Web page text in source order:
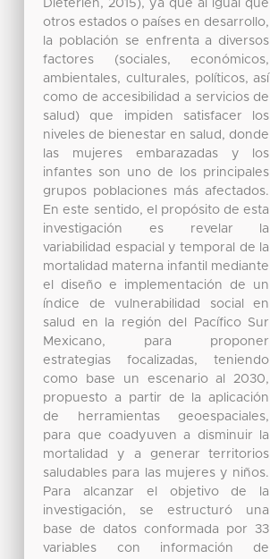
Dieterlen, 2015), ya que al igual que
otros estados o países en desarrollo,
la población se enfrenta a diversos
factores (sociales, económicos,
ambientales, culturales, políticos, así
como de accesibilidad a servicios de
salud) que impiden satisfacer los
niveles de bienestar en salud, donde
las mujeres embarazadas y los
infantes son uno de los principales
grupos poblaciones más afectados.
En este sentido, el propósito de esta
investigación es revelar la
variabilidad espacial y temporal de la
mortalidad materna infantil mediante
el diseño e implementación de un
índice de vulnerabilidad social en
salud en la región del Pacífico Sur
Mexicano, para proponer
estrategias focalizadas, teniendo
como base un escenario al 2030,
propuesto a partir de la aplicación
de herramientas geoespaciales,
para que coadyuven a disminuir la
mortalidad y a generar territorios
saludables para las mujeres y niños.
Para alcanzar el objetivo de la
investigación, se estructuró una
base de datos conformada por 33
variables con información de